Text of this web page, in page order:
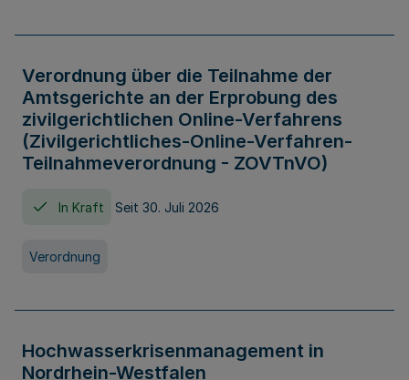
Verordnung über die Teilnahme der
Amtsgerichte an der Erprobung des
zivilgerichtlichen Online-Verfahrens
(Zivilgerichtliches-Online-Verfahren-
Teilnahmeverordnung - ZOVTnVO)
In Kraft Seit 30. Juli 2026
Verordnung
Hochwasserkrisenmanagement in
Nordrhein-Westfalen